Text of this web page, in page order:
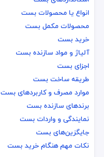
استانداردهای بست
انواع یا محصولات بست
محصولات مکمل بست
خرید بست
آلیاژ و مواد سازنده بست
اجزای بست
طریقه ساخت بست
موارد مصرف و کاربردهای بست
برندهای سازنده بست
نمایندگی و واردات بست
جایگزین‌های بست
نکات مهم هنگام خرید بست
انواع یا محصولات بست
محصولات مکمل بست
خرید بست
آلیاژ و مواد سازنده بست
اجزای بست
طریقه ساخت بست
موارد مصرف و کاربردهای بست
برندهای سازنده بست
نمایندگی و واردات بست
جایگزین‌های بست
نکات مهم هنگام خرید بست